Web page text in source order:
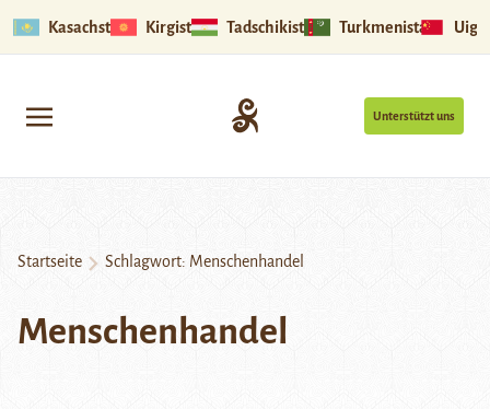
Kasachstan Kirgistan Tadschikistan Turkmenistan
Unterstützt uns
Startseite Schlagwort: Menschenhandel
Menschenhandel